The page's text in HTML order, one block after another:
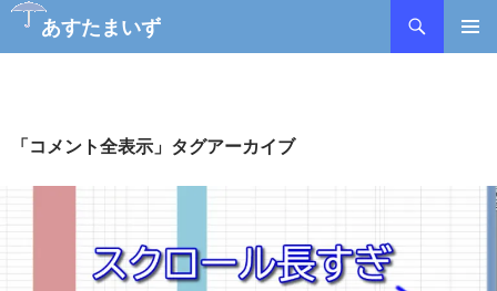
あすたまいず
ツ「コメント全表示」タグアーカイブ